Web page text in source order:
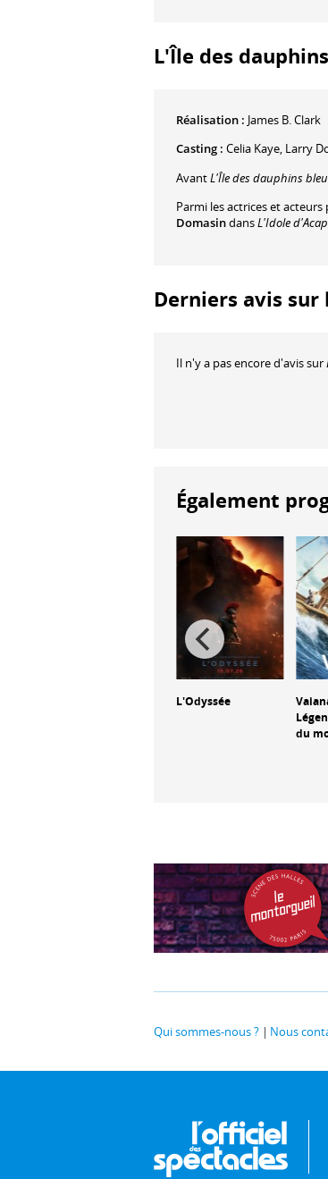
L'Île des
Réalisation : James B. Clark
Casting : Celia Kaye, Larry
AvantL'Île des dauphins
Parmi les actrices et
DomasindansL'Idole
Derniers avis
Il n'y a pas encore d'avis sur
Également
L'Odyssée
du
Qui sommes-nous ? Nous